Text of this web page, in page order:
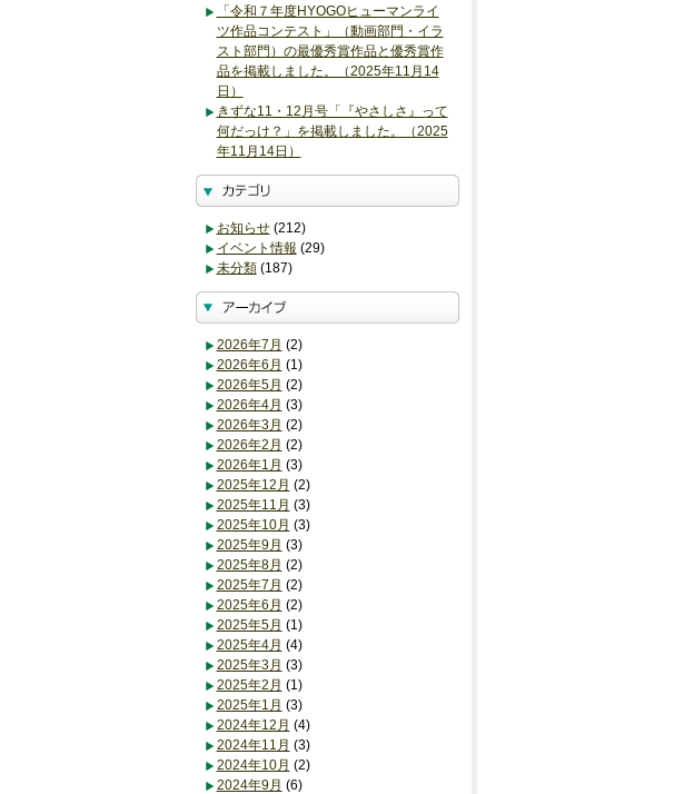
「令和７年度HYOGOヒューマンライ
ツ作品コンテスト」（動画部門・イラ
スト部門）の最優秀賞作品と優秀賞作
品を掲載しました。（2025年11月14
日）
きずな11・12月号「『やさしさ』って
何だっけ？」を掲載しました。（2025
年11月14日）
お知らせ(212)
イベント情報 (29)
未分類(187)
2026年7月 (2)
2026年6月 (1)
2026年5月 (2)
2026年4月 (3)
2026年3月 (2)
2026年2月 (2)
2026年1月 (3)
2025年12月 (2)
2025年11月 (3)
2025年10月 (3)
2025年9月 (3)
2025年8月 (2)
2025年7月 (2)
2025年6月 (2)
2025年5月 (1)
2025年4月 (4)
2025年3月 (3)
2025年2月 (1)
2025年1月 (3)
2024年12月 (4)
2024年11月 (3)
2024年10月 (2)
2024年9月 (6)